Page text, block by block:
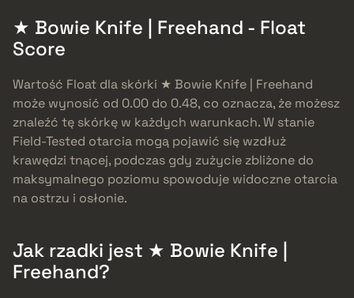
★ Bowie Knife | Freehand - Float
Score
Wartość Float dla skórki ★ Bowie Knife | Freehand
może wynosić od 0.00 do 0.48, co oznacza, że możesz
znaleźć tę skórkę w każdych warunkach. W stanie
Field-Tested otarcia mogą pojawić się wzdłuż
krawędzi tnącej, podczas gdy zużycie zbliżone do
maksymalnego poziomu spowoduje widoczne otarcia
na ostrzu i osłonie.
Jak rzadki jest ★ Bowie Knife |
Freehand?